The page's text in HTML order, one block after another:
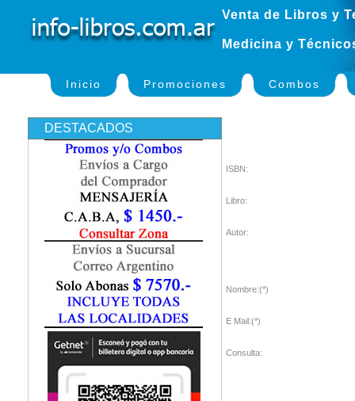
Venta de Libros y
Medicina y
Inicio Promociones Combos
DESTACADOS
ISBN:
Libro:
Autor:
Nombre:(*)
E Mail:(*)
Consulta: